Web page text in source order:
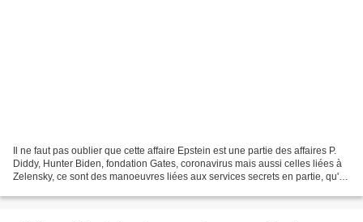
Il ne faut pas oublier que cette affaire Epstein est une partie des affaires P.
Diddy, Hunter Biden, fondation Gates, coronavirus mais aussi celles liées à
Zelensky, ce sont des manoeuvres liées aux services secrets en partie, qu'ils